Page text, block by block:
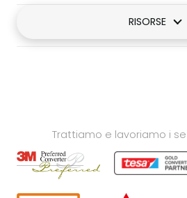
RISORSE
Trattiamo e lavoriamo i